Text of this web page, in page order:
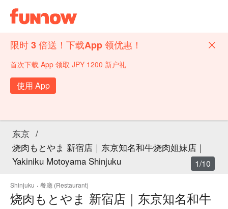
限时 3 倍送！下载App 领优惠！
首次下载 App 领取 JPY 1200 新户礼
使用 App
东京 /
烧肉もとやま 新宿店｜东京知名和牛烧肉姐妹店｜
Yakiniku Motoyama Shinjuku
Shinjuku · 餐廳 (Restaurant)
烧肉もとやま 新宿店｜东京知名和牛
1/10